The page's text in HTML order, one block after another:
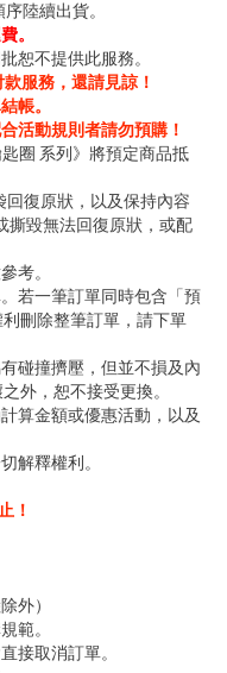
陸續出貨。
。
恕不提供此服務。
服務，還請見諒！
帳。
活動規則者請勿預購！
圈 系列》將預定商品抵
復原狀，以及保持內容
撕毀無法回復原狀，或配
考。
若一筆訂單同時包含「預
刪除整筆訂單，請下單
碰撞擠壓，但並不損及內
外，恕不接受更換。
算金額或優惠活動，以及
解釋權利。
！
外）
範。
接取消訂單。